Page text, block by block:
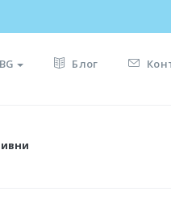
ПОДАРЪКА ☀️
Блог